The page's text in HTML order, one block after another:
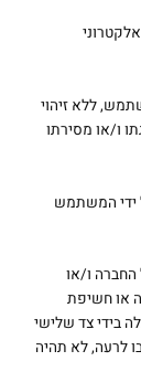
ללא זיהוי
ו/או מסירתו
ידי המשתמש
החברה ו/או
או חשיפת
בידי צד שלישי
לרעה, לא תהיה